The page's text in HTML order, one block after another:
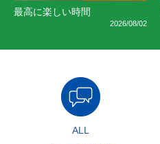
最高に楽しい時間
2026/08/02
ALL